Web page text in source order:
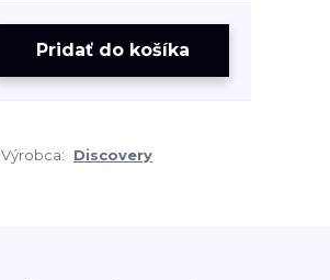
Pridať do košíka
Výrobca: Discovery